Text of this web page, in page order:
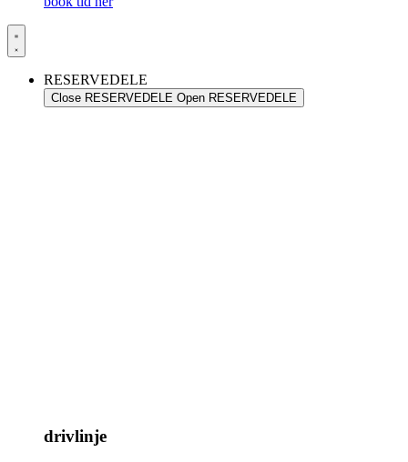
RESERVEDELE
Close RESERVEDELE Open RESERVEDELE
drivlinje